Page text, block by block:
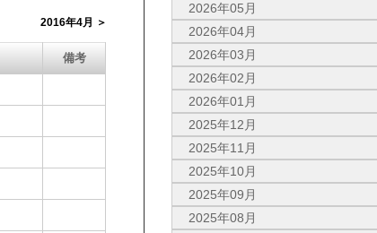
2016年4月 ＞
備考
2026年05月
2026年04月
2026年03月
2026年02月
2026年01月
2025年12月
2025年11月
2025年10月
2025年09月
2025年08月